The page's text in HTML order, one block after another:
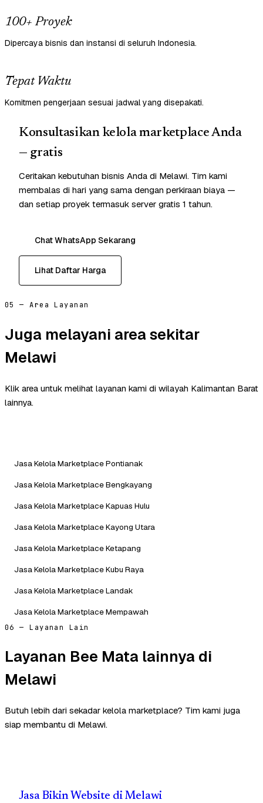
100+ Proyek
Dipercaya bisnis dan instansi di seluruh Indonesia.
Tepat Waktu
Komitmen pengerjaan sesuai jadwal yang disepakati.
Konsultasikan kelola marketplace Anda
— gratis
Ceritakan kebutuhan bisnis Anda di Melawi. Tim kami
membalas di hari yang sama dengan perkiraan biaya —
dan setiap proyek termasuk server gratis 1 tahun.
Chat WhatsApp Sekarang
Lihat Daftar Harga
05 — Area Layanan
Juga melayani area sekitar
Melawi
Klik area untuk melihat layanan kami di wilayah Kalimantan Barat
lainnya.
Jasa Kelola Marketplace Pontianak
Jasa Kelola Marketplace Bengkayang
Jasa Kelola Marketplace Kapuas Hulu
Jasa Kelola Marketplace Kayong Utara
Jasa Kelola Marketplace Ketapang
Jasa Kelola Marketplace Kubu Raya
Jasa Kelola Marketplace Landak
Jasa Kelola Marketplace Mempawah
06 — Layanan Lain
Layanan Bee Mata lainnya di
Melawi
Butuh lebih dari sekadar kelola marketplace? Tim kami juga
siap membantu di Melawi.
Jasa Bikin Website di Melawi